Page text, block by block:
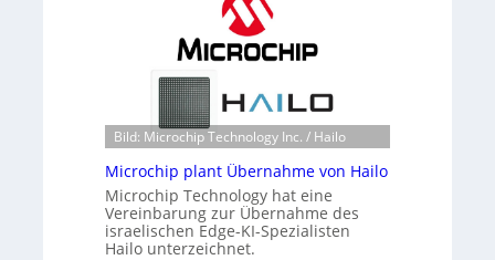
s
n
e
ü
b
e
r
Bild: Microchip Technology Inc. / Hailo
Microchip plant Übernahme von Hailo
Microchip Technology hat eine
Vereinbarung zur Übernahme des
israelischen Edge-KI-Spezialisten
Hailo unterzeichnet.